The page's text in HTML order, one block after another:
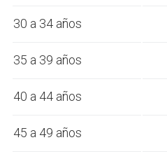
30 a 34 años
35 a 39 años
40 a 44 años
45 a 49 años